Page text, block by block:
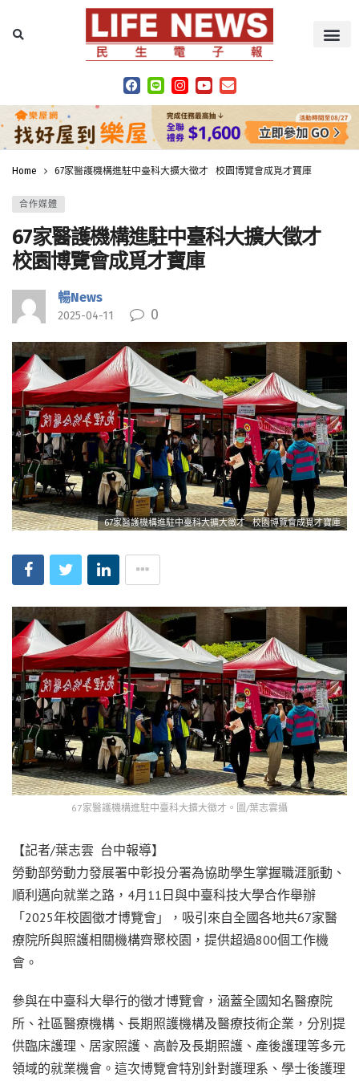
Home 67家醫護機構進駐中臺科大擴大徵才 校園博覽會成覓才寶庫
合作媒體
67家醫護機構進駐中臺科大擴大徵才
校園博覽會成覓才寶庫
暢News
2025-04-11 0
67家醫護機構進駐中臺科大擴大徵才 校園博覽會成覓才寶庫
67家醫護機構進駐中臺科大擴大徵才。圖/葉志雲攝
【記者/葉志雲 台中報導】
勞動部勞動力發展署中彰投分署為協助學生掌握職涯脈動、
順利邁向就業之路，4月11日與中臺科技大學合作舉辦
「2025年校園徵才博覽會」，吸引來自全國各地共67家醫
療院所與照護相關機構齊聚校園，提供超過800個工作機
會。
參與在中臺科大舉行的徵才博覽會，涵蓋全國知名醫療院
所、社區醫療機構、長期照護機構及醫療技術企業，分別提
供臨床護理、居家照護、高齡及長期照護、產後護理等多元
領域的就業機會。這次博覽會特別針對護理系、學士後護理